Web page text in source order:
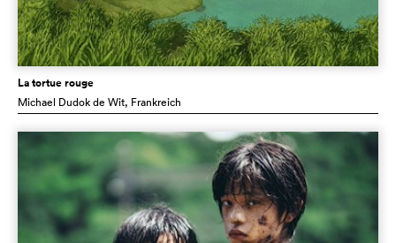
La tortue rouge
Michael Dudok de Wit, Frankreich